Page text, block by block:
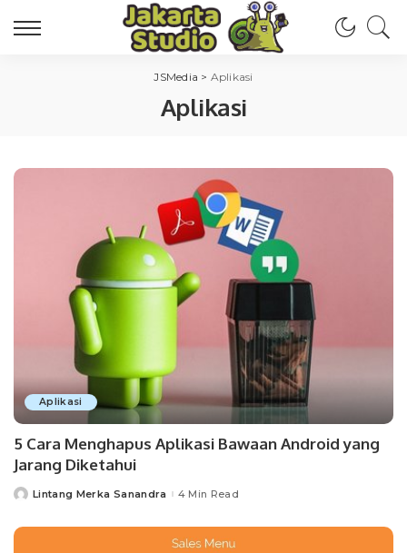
JSMedia > Aplikasi
Aplikasi
Aplikasi
5 Cara Menghapus Aplikasi Bawaan Android yang
Jarang Diketahui
PostedLintang Merka Sanandra 4 Min Read